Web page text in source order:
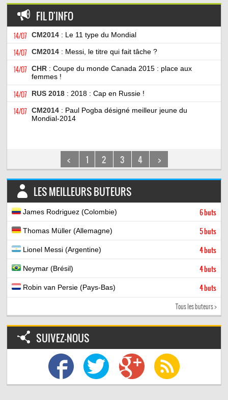
FIL D'INFO
14/07 CM2014 : Le 11 type du Mondial
14/07 CM2014 : Messi, le titre qui fait tâche ?
14/07 CHR : Coupe du monde Canada 2015 : place aux
femmes !
14/07 RUS 2018 : 2018 : Cap en Russie !
14/07 CM2014 : Paul Pogba désigné meilleur jeune du
Mondial-2014
< 1 2 3 4 >
LES MEILLEURS BUTEURS
James Rodriguez (Colombie) 6 buts
Thomas Müller (Allemagne) 5 buts
Lionel Messi (Argentine) 4 buts
Neymar (Brésil) 4 buts
Robin van Persie (Pays-Bas) 4 buts
Tous les buteurs >
SUIVEZ-NOUS